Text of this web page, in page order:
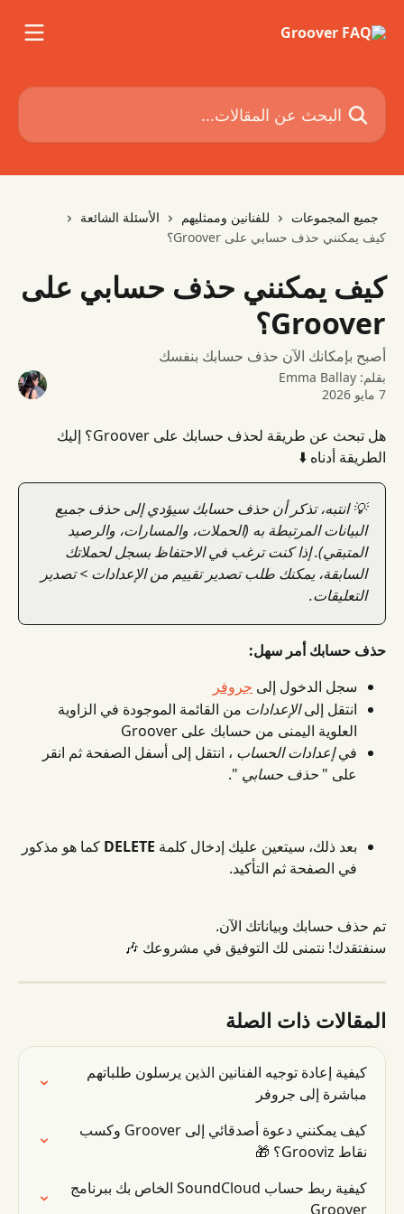
البحث عن المقالات...
جميع المجموعات للفنانين وممثليهم
الأسئلة الشائعة
كيف يمكنني حذف حسابي على Groover؟
كيف يمكنني حذف حسابي على
Groover؟
أصبح بإمكانك الآن حذف حسابك بنفسك
بقلم: Emma Ballay
7 مايو 2026
هل تبحث عن طريقة لحذف حسابك على Groover؟ إليك
الطريقة أدناه ⬇️
💡 انتبه، تذكر أن حذف حسابك سيؤدي إلى حذف جميع
البيانات المرتبطة به (الحملات، والمسارات، والرصيد
المتبقي). إذا كنت ترغب في الاحتفاظ بسجل لحملاتك
السابقة، يمكنك طلب تصدير تقييم من الإعدادات > تصدير
التعليقات.
حذف حسابك أمر سهل:
سجل الدخول إلى جروفر
انتقل إلى الإعدادات من القائمة الموجودة في الزاوية
العلوية اليمنى من حسابك على Groover
في إعدادات الحساب ، انتقل إلى أسفل الصفحة ثم انقر
على " حذف حسابي ".
بعد ذلك، سيتعين عليك إدخال كلمة DELETE كما هو مذكور
في الصفحة ثم التأكيد.
تم حذف حسابك وبياناتك الآن.
سنفتقدك! نتمنى لك التوفيق في مشروعك 🎶
المقالات ذات الصلة
كيفية إعادة توجيه الفنانين الذين يرسلون طلباتهم
مباشرة إلى جروفر
كيف يمكنني دعوة أصدقائي إلى Groover وكسب
نقاط Grooviz؟ 🎁
كيفية ربط حساب SoundCloud الخاص بك ببرنامج
Groover